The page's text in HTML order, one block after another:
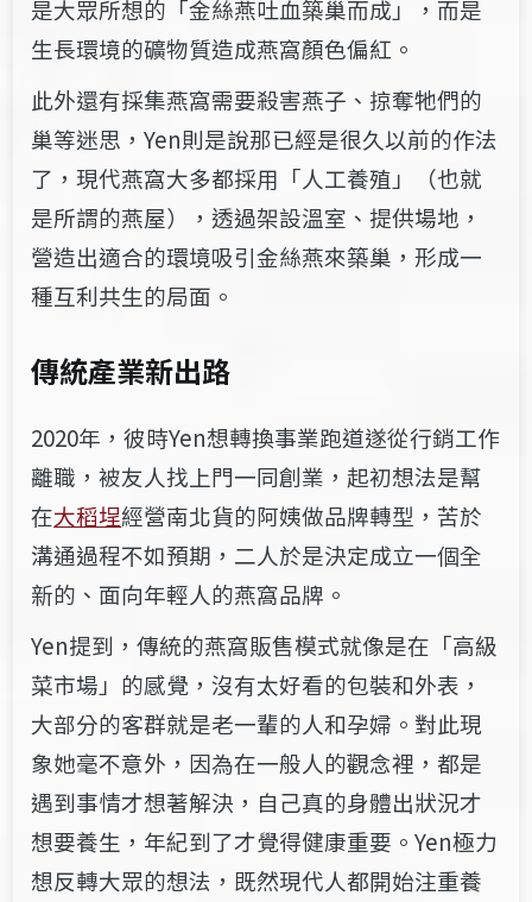
是大眾所想的「金絲燕吐血築巢而成」，而是
生長環境的礦物質造成燕窩顏色偏紅。
此外還有採集燕窩需要殺害燕子、掠奪牠們的
巢等迷思，Yen則是說那已經是很久以前的作法
了，現代燕窩大多都採用「人工養殖」（也就
是所謂的燕屋），透過架設溫室、提供場地，
營造出適合的環境吸引金絲燕來築巢，形成一
種互利共生的局面。
傳統產業新出路
2020年，彼時Yen想轉換事業跑道遂從行銷工作
離職，被友人找上門一同創業，起初想法是幫
在大稻埕經營南北貨的阿姨做品牌轉型，苦於
溝通過程不如預期，二人於是決定成立一個全
新的、面向年輕人的燕窩品牌。
Yen提到，傳統的燕窩販售模式就像是在「高級
菜市場」的感覺，沒有太好看的包裝和外表，
大部分的客群就是老一輩的人和孕婦。對此現
象她毫不意外，因為在一般人的觀念裡，都是
遇到事情才想著解決，自己真的身體出狀況才
想要養生，年紀到了才覺得健康重要。Yen極力
想反轉大眾的想法，既然現代人都開始注重養